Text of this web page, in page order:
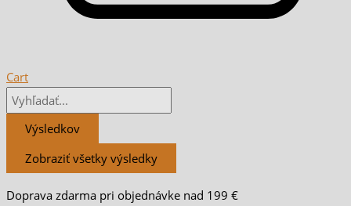
Cart
Výsledkov
Zobraziť všetky výsledky
Doprava zdarma pri objednávke nad 199 €